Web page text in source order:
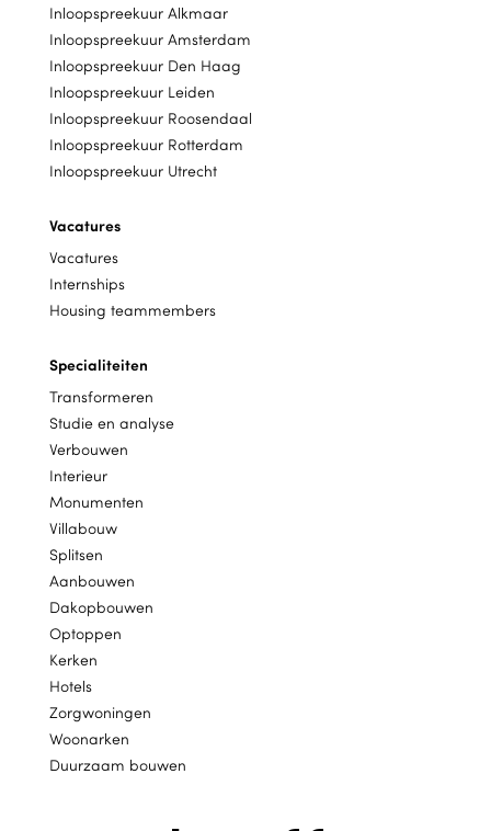
Inloopspreekuur Alkmaar
Inloopspreekuur Amsterdam
Inloopspreekuur Den Haag
Inloopspreekuur Leiden
Inloopspreekuur Roosendaal
Inloopspreekuur Rotterdam
Inloopspreekuur Utrecht
Vacatures
Vacatures
Internships
Housing teammembers
Specialiteiten
Transformeren
Studie en analyse
Verbouwen
Interieur
Monumenten
Villabouw
Splitsen
Aanbouwen
Dakopbouwen
Optoppen
Kerken
Hotels
Zorgwoningen
Woonarken
Duurzaam bouwen